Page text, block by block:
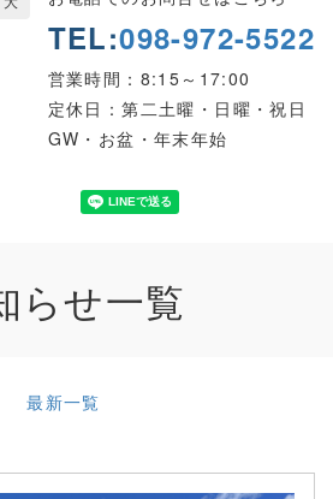
TEL:098-972-5522
営業時間：8:15～17:00
定休日：第二土曜・日曜・祝日
GW・お盆・年末年始
らせ一覧
最新一覧